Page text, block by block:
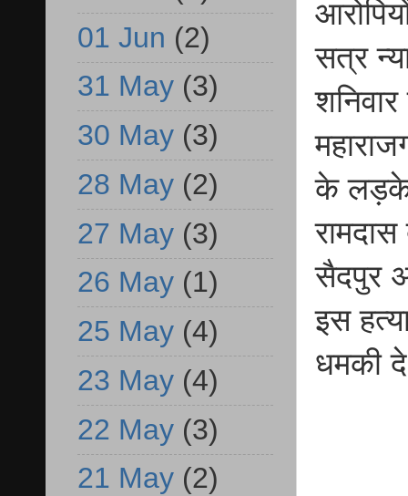
सत्र
के लड़के
सैदपुर
इस
धमकी
01 Jun (2)
31 May (3)
30 May (3)
28 May (2)
27 May (3)
26 May (1)
25 May (4)
23 May (4)
22 May (3)
21 May (2)